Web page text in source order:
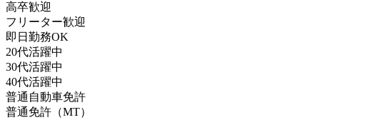
高卒歓迎
フリーター歓迎
即日勤務OK
20代活躍中
30代活躍中
40代活躍中
普通自動車免許
普通免許（MT）